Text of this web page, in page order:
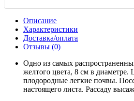
Описание
Характеристики
Доставка/оплата
Отзывы (0)
Одно из самых
желтого цвета, 8 см в
плодородные легкие почвы.
настоящего листа. Рассаду